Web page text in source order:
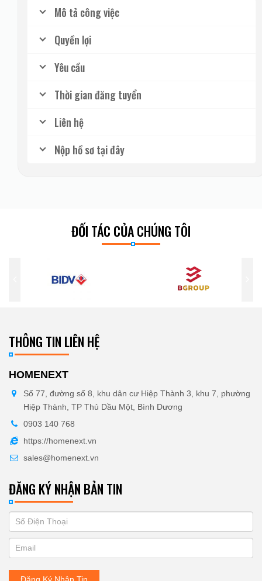
Mô tả công việc
Quyền lợi
Yêu cầu
Thời gian đăng tuyển
Liên hệ
Nộp hồ sơ tại đây
ĐỐI TÁC CỦA CHÚNG TÔI
THÔNG TIN LIÊN HỆ
HOMENEXT
Số 77, đường số 8, khu dân cư Hiệp Thành 3, khu 7, phường
Hiệp Thành, TP Thủ Dầu Một, Bình Dương
0903 140 768
https://homenext.vn
sales@homenext.vn
ĐĂNG KÝ NHẬN BẢN TIN
ĐĂNG
KÝ
NHẬN
you
are
human,
leave
Đăng Ký Nhận Tin